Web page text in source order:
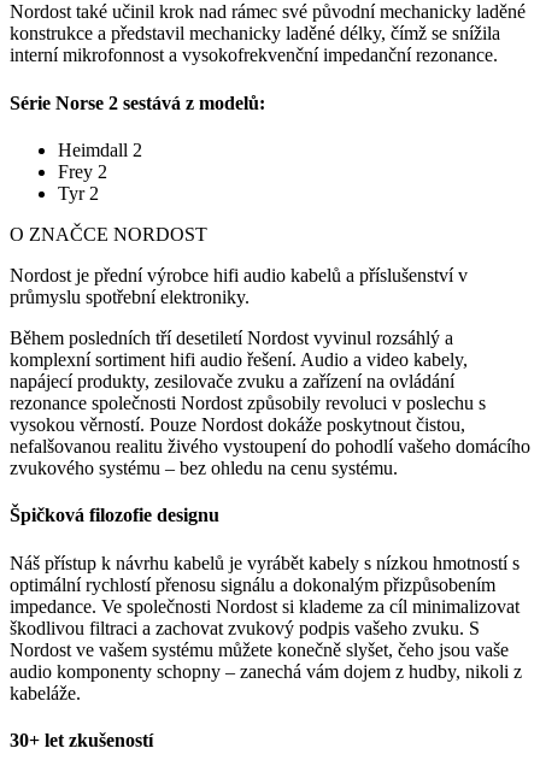
Nordost také učinil krok nad rámec své původní mechanicky laděné
konstrukce a představil mechanicky laděné délky, čímž se snížila
interní mikrofonnost a vysokofrekvenční impedanční rezonance.
Série Norse 2 sestává z modelů:
Heimdall 2
Frey 2
Tyr 2
O ZNAČCE NORDOST
Nordost je přední výrobce hifi audio kabelů a příslušenství v
průmyslu spotřební elektroniky.
Během posledních tří desetiletí Nordost vyvinul rozsáhlý a
komplexní sortiment hifi audio řešení. Audio a video kabely,
napájecí produkty, zesilovače zvuku a zařízení na ovládání
rezonance společnosti Nordost způsobily revoluci v poslechu s
vysokou věrností. Pouze Nordost dokáže poskytnout čistou,
nefalšovanou realitu živého vystoupení do pohodlí vašeho domácího
zvukového systému – bez ohledu na cenu systému.
Špičková filozofie designu
Náš přístup k návrhu kabelů je vyrábět kabely s nízkou hmotností s
optimální rychlostí přenosu signálu a dokonalým přizpůsobením
impedance. Ve společnosti Nordost si klademe za cíl minimalizovat
škodlivou filtraci a zachovat zvukový podpis vašeho zvuku. S
Nordost ve vašem systému můžete konečně slyšet, čeho jsou vaše
audio komponenty schopny – zanechá vám dojem z hudby, nikoli z
kabeláže.
30+ let zkušeností